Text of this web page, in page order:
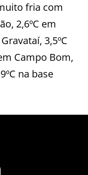
fria com
2,6ºC em
3,5ºC
Campo Bom,
na base